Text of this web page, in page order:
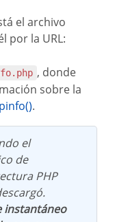
el archivo
por la URL:
, donde
sobre la
.
el
de
PHP
instantáneo